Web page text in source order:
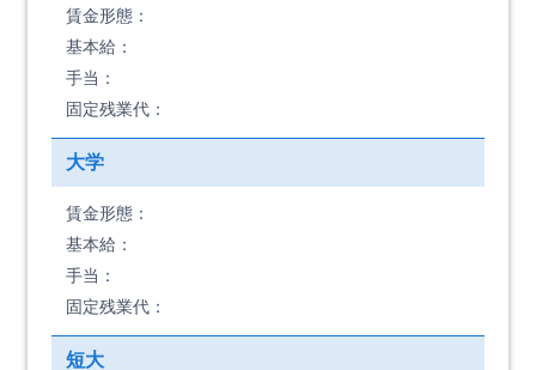
賃金形態：
基本給：
手当：
固定残業代：
大学
賃金形態：
基本給：
手当：
固定残業代：
短大